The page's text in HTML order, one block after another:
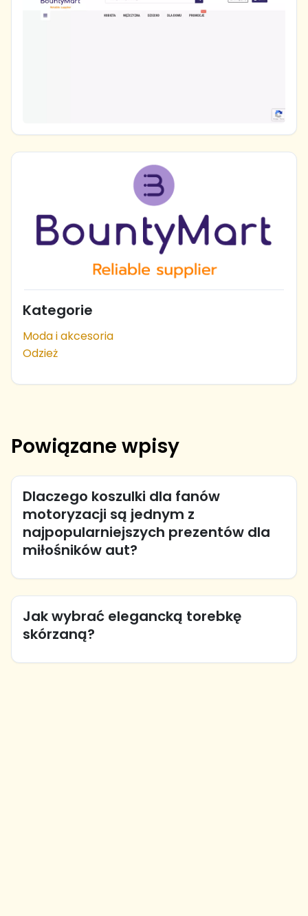
Kategorie
Moda i akcesoria
Odzież
Powiązane wpisy
Dlaczego koszulki dla fanów
motoryzacji są jednym z
najpopularniejszych prezentów dla
miłośników aut?
Jak wybrać elegancką torebkę
skórzaną?